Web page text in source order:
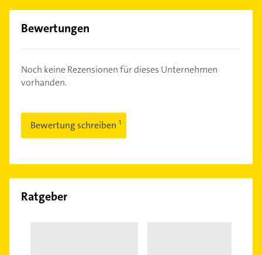
Bewertungen
Noch keine Rezensionen für dieses Unternehmen
vorhanden.
Bewertung schreiben
Ratgeber